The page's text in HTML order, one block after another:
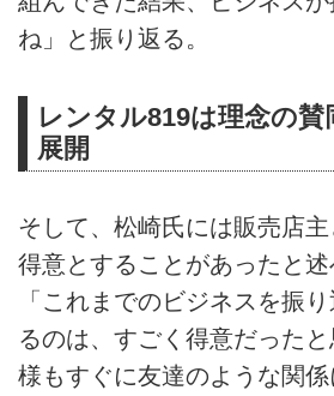
ね」と振り返る。
レンタル819は理念の賛
展開
そして、松崎氏には販売店
得意とすることがあったと述
「これまでのビジネスを振
るのは、すごく得意だった
様もすぐに友達のような関